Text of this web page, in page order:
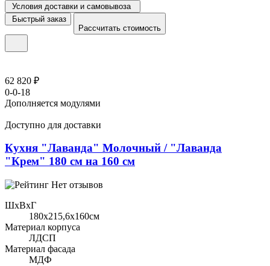
Условия доставки и самовывоза
Быстрый заказ
Рассчитать стоимость
62 820 ₽
0-0-18
Дополняется модулями
Доступно для доставки
Кухня "Лаванда" Молочный / "Лаванда
"Крем" 180 см на 160 см
Нет отзывов
ШхВхГ
180x215,6х160см
Материал корпуса
ЛДСП
Материал фасада
МДФ